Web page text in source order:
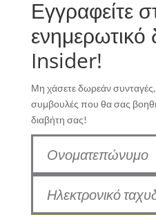
Εγγραφείτε
ενημερωτικό
Insider!
Μη χάσετε δωρεάν συνταγές,
συμβουλές που θα σας
διαβήτη σας!